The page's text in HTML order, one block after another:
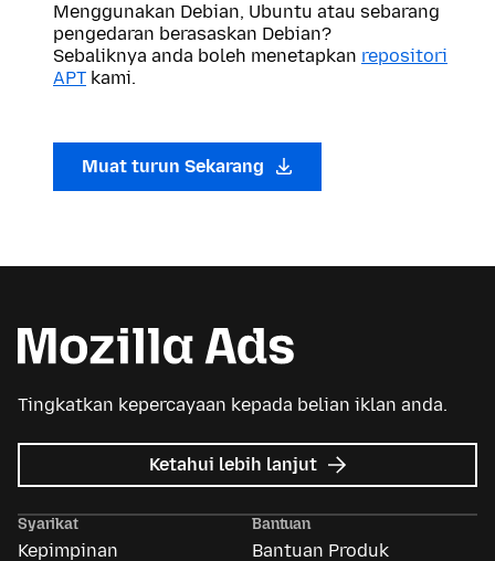
Menggunakan Debian, Ubuntu atau sebarang
pengedaran berasaskan Debian?
Sebaliknya anda boleh menetapkan repositori
APT kami.
Muat turun Sekarang
Tingkatkan kepercayaan kepada belian iklan anda.
Ketahui lebih lanjut tentang
Iklan
Syarikat
Kepimpinan
Bantuan
Bantuan Produk